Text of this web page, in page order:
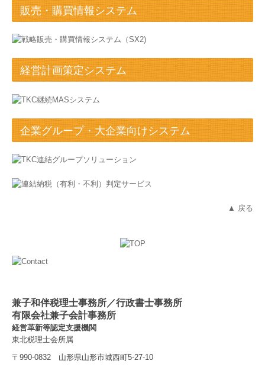
販売・購買情報システム
経営計画策定システム
企業グループ・大企業向けシステム
▲ 戻る
兼子和伴税理士事務所／行政書士事務所
有限会社兼子会計事務所
経営革新等認定支援機関
東北税理士会所属
〒990-0832 山形県山形市城西町5-27-10